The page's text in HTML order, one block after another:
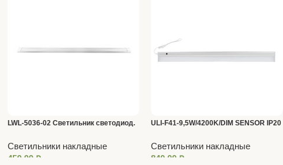
LWL-5036-02 Светильник светодиод.
Светильники накладные
450,00 ₽
ULI-F41-9,5W/4200K/DIM SENSOR IP20
накладной, бесконтактный
Светильники накладные
840,00 ₽